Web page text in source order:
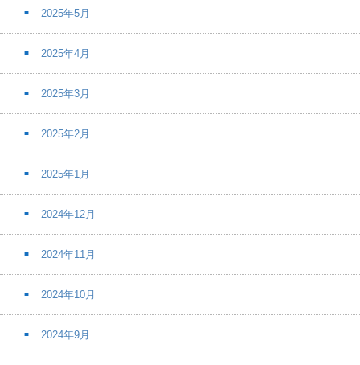
2025年5月
2025年4月
2025年3月
2025年2月
2025年1月
2024年12月
2024年11月
2024年10月
2024年9月